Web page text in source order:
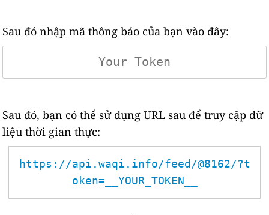
Sau đó nhập mã thông báo của bạn vào đây:
Sau đó, bạn có thể sử dụng URL sau để truy cập dữ
liệu thời gian thực:
https://api.waqi.info/feed/@8162/?t
oken=__YOUR_TOKEN__